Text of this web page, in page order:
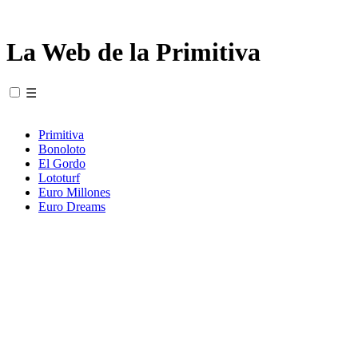
La Web de la Primitiva
☰
Primitiva
Bonoloto
El Gordo
Lototurf
Euro Millones
Euro Dreams